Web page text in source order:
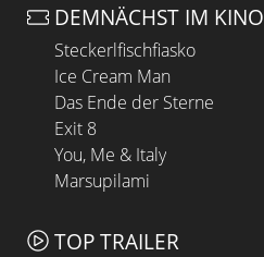
DEMNÄCHST IM KINO
Steckerlfischfiasko
Ice Cream Man
Das Ende der Sterne
Exit 8
You, Me & Italy
Marsupilami
TOP TRAILER